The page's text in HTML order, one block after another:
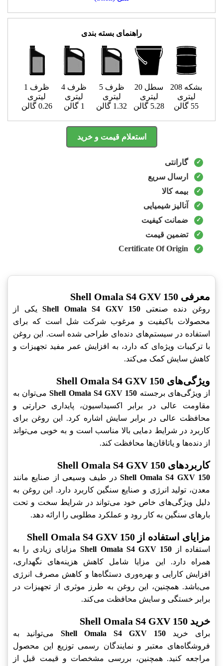
راهنمای بسته بندی
بشکه 208
لیتری
55 گالن
سطل 20
لیتری
5.28 گالن
ظرف 5
لیتری
1.32 گالن
ظرف 4
لیتری
1 گالن
ظرف 1
لیتری
0.26 گالن
استعلام قیمت و خرید
گارانتی
ارسال سریع
بیمه کالا
آنالیز شیمیایی
ضمانت کیفیت
تضمین قیمت
Certificate Of Origin
معرفی Shell Omala S4 GXV 150
روغن دنده صنعتی Shell Omala S4 GXV 150یکی از
محصولات باکیفیت و مرغوب شرکت شل است که برای
استفاده در سیستم‌های دنده‌ای طراحی شده است. این روغن
با ترکیبات ویژه‌ای که دارد، به افزایش عمر مفید تجهیزات و
کاهش سایش کمک می‌کند.
ویژگی‌های Shell Omala S4 GXV 150
از ویژگی‌های برجسته Shell Omala S4 GXV 150می‌توان به
مقاومت عالی در برابر اکسیداسیون، پایداری حرارتی و
محافظت عالی در برابر سایش اشاره کرد. این روغن برای
کاربرد در شرایط دمایی بالا مناسب است و به خوبی می‌تواند
از دنده‌ها و یاتاقان‌ها محافظت کند.
کاربردهای Shell Omala S4 GXV 150
Shell Omala S4 GXV 150در طیف وسیعی از صنایع مانند
معدن، تولید انرژی و صنایع سنگین کاربرد دارد. این روغن به
دلیل ویژگی‌های خاص خود می‌تواند در شرایط سخت و تحت
بارهای سنگین به کار رود و عملکرد مطلوبی را ارائه دهد.
مزایای استفاده از Shell Omala S4 GXV 150
استفاده از Shell Omala S4 GXV 150مزایای زیادی را به
همراه دارد. این مزایا شامل کاهش هزینه‌های نگهداری،
افزایش کارایی و بهره‌وری دستگاه‌ها و کاهش مصرف انرژی
می‌باشد. همچنین، این روغن به طرز موثری از تجهیزات در
برابر خستگی و سایش محافظت می‌کند.
خرید Shell Omala S4 GXV 150
برای خرید Shell Omala S4 GXV 150 می‌توانید به
فروشگاه‌های معتبر و نمایندگان رسمی توزیع این محصول
مراجعه کنید. همچنین، بررسی مشخصات و قیمت قبل از